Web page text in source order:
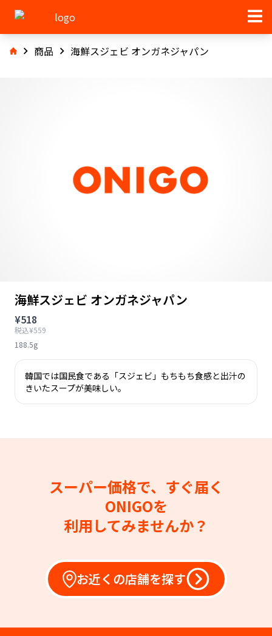
商品 海鮮スジェビ オンガネジャパン
海鮮スジェビ オンガネジャパン
¥518
税込¥559
188.5g
韓国では国民食である「スジェビ」もちもち食感と出汁の
きいたスープが美味しい。
スーパー価格で、すぐ届く
ONIGOを
利用してみませんか？
お近くの店舗を探す